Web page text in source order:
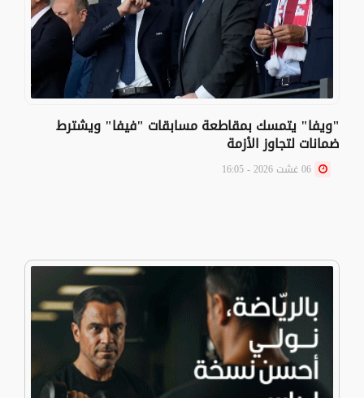
"ويفا" يتمسك بمقاطعة مسابقات "فيفا" ويشترط
ضمانات لتجاوز الأزمة